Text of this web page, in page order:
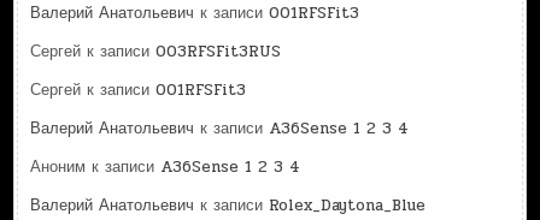
Валерий Анатольевич к записи001RFSFit3
Сергей к записи003RFSFit3RUS
Сергей к записи001RFSFit3
Валерий Анатольевич к записи A36Sense 1 2 3 4
Аноним к записи A36Sense 1 2 3 4
Валерий Анатольевич к записи Rolex_Daytona_Blue